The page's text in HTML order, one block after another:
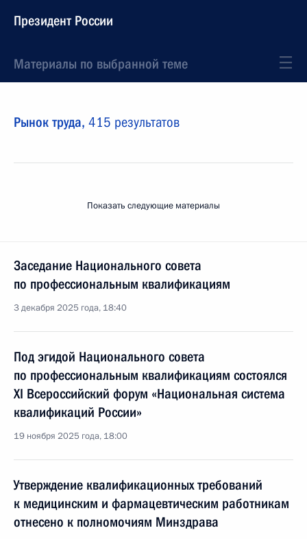
Президент России
Материалы по выбранной теме
Рынок труда, 415 результатов
Показать следующие материалы
Заседание Национального совета
по профессиональным квалификациям
3 декабря 2025 года, 18:40
Под эгидой Национального совета
по профессиональным квалификациям состоялся
XI Всероссийский форум «Национальная система
квалификаций России»
19 ноября 2025 года, 18:00
Утверждение квалификационных требований
к медицинским и фармацевтическим работникам
отнесено к полномочиям Минздрава